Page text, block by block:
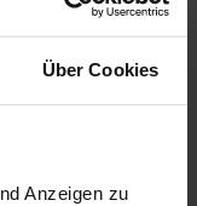
Über Cookies
Anzeigen zu
konkreter
Arbeit
zwischen